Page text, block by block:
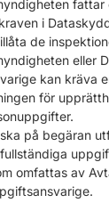
i
de
eller
kan kräva
för
på begäran
omfattas av